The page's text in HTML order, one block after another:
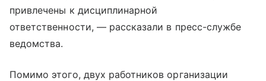
привлечены к дисциплинарной
ответственности, — рассказали в пресс-службе
ведомства.
Помимо этого, двух работников организации